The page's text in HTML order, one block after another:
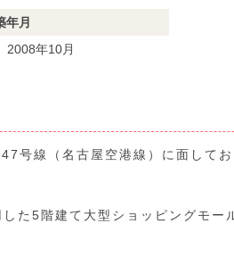
年月
2008年10月
号線（名古屋空港線）に面して
た5階建て大型ショッピングモー